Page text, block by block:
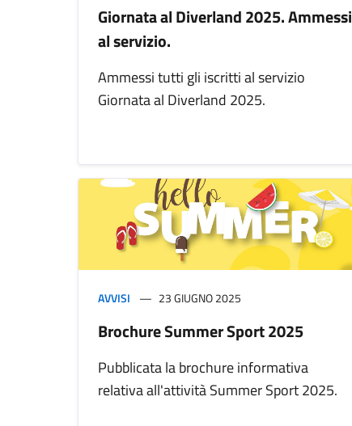
Giornata al Diverland 2025. Ammessi
al servizio.
Ammessi tutti gli iscritti al servizio
Giornata al Diverland 2025.
AVVISI 23 GIUGNO 2025
Brochure Summer Sport 2025
Pubblicata la brochure informativa
relativa all'attività Summer Sport 2025.